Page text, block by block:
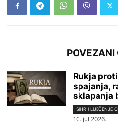
POVEZANI
Rukja
spajanja,
sklapanja
SIHR I LIJEČENJE
10. jul 2026.